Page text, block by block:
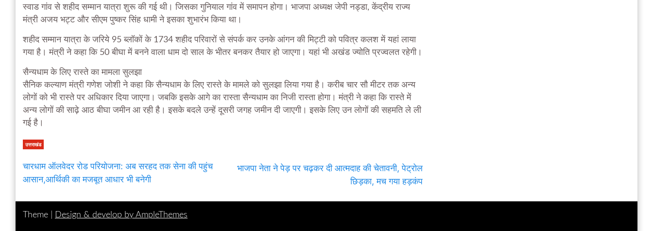
स्वाड गांव से शहीद सम्मान यात्रा शुरू की गई थी। जिसका गुनियाल गांव में समापन होगा। भाजपा अध्यक्ष जेपी नड्डा, केंद्रीय राज्य
मंत्री अजय भट्ट और सीएम पुष्कर सिंह धामी ने इसका शुभारंभ किया था।
शहीद सम्मान यात्रा के जरिये 95 ब्लॉकों के 1734 शहीद परिवारों से संपर्क कर उनके आंगन की मिट्टी को पवित्र कलश में यहां लाया
गया है। मंत्री ने कहा कि 50 बीघा में बनने वाला धाम दो साल के भीतर बनकर तैयार हो जाएगा। यहां भी अखंड ज्योति प्रज्वलत रहेगी।
सैन्यधाम के लिए रास्ते का मामला सुलझा
सैनिक कल्याण मंत्री गणेश जोशी ने कहा कि सैन्यधाम के लिए रास्ते के मामले को सुलझा लिया गया है। करीब चार सौ मीटर तक अन्य
लोगों को भी रास्ते पर अधिकार दिया जाएगा। जबकि इसके आगे का रास्ता सैन्यधाम का निजी रास्ता होगा। मंत्री ने कहा कि रास्ते में
अन्य लोगों की साढ़े आठ बीघा जमीन आ रही है। इसके बदले उन्हें दूसरी जगह जमीन दी जाएगी। इसके लिए उन लोगों की सहमति ले ली
गई है।
उत्तराखंड
चारधाम ऑलवेदर रोड परियोजना: अब सरहद तक सेना की पहुंच
आसान,आर्थिकी का मजबूत आधार भी बनेगी
भाजपा नेता ने पेड़ पर चढ़कर दी आत्मदाह की चेतावनी, पेट्रोल
छिड़का, मच गया हड़कंप
Theme | Design & develop by AmpleThemes